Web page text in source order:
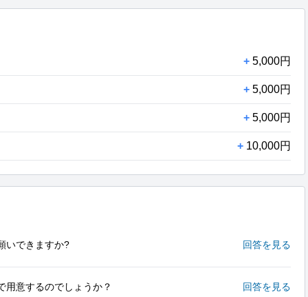
+ 5,000円
+ 5,000円
+ 5,000円
+ 10,000円
いできますか? 回答を見る
用意するのでしょうか？ 回答を見る